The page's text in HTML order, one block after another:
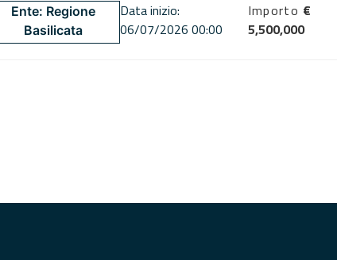
Ente: Regione
Basilicata
Data inizio:
06/07/2026 00:00
Importo €
5,500,000